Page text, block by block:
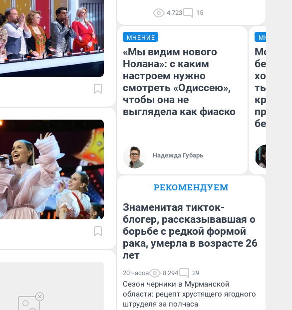
4 723 15
МНЕНИЕ
«Мы видим нового
Нолана»: с каким
настроем нужно
смотреть «Одиссею»,
чтобы она не
выглядела как фиаско
Надежда Губарь
МНЕНИЕ
Мой
хотела
тысяч,
РЕКОМЕНДУЕМ
Знаменитая тикток-
блогер, рассказывавшая о
борьбе с редкой формой
рака, умерла в возрасте 26
лет
20 часов 8 294 29
Сезон черники в Мурманской
области: рецепт хрустящего ягодного
штруделя за полчаса